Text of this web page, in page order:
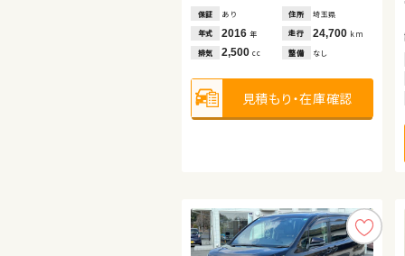
保証 あり 住所
埼玉県
年式
2016年 走行 24,700 km
排気
2,500cc 整備 なし
見積もり・在庫確認
保証 あり 住所
山梨県
年式
2025年 走行 4,500km
排気
1,370cc 整備 法定整備付
見積もり・在庫確認
保証 あり 住所
福島県
年式
2017年 走行 53,400 km
排気
2,000cc 整備 なし
見積もり・在庫確認